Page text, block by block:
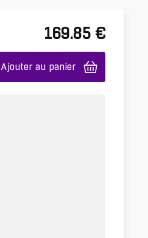
169.85 €
Ajouter au panier